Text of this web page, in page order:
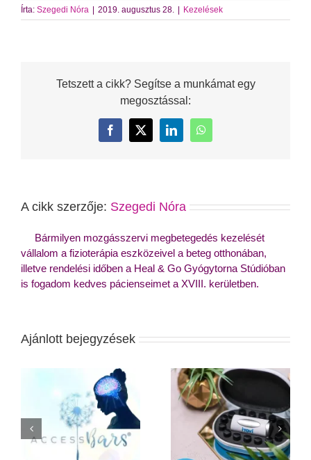
Írta: Szegedi Nóra | 2019. augusztus 28. | Kezelések
Tetszett a cikk? Segítse a munkámat egy
megosztással:
Facebook
X LinkedInWhatsApp
A cikk szerzője: Szegedi Nóra
Bármilyen mozgásszervi megbetegedés kezelését
vállalom a fizioterápia eszközeivel a beteg otthonában,
illetve rendelési időben a Heal & Go Gyógytorna Stúdióban
is fogadom kedves pácienseimet a XVIII. kerületben.
Ajánlott bejegyzések